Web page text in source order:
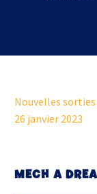
Nouvelles sorties
26 janvier 2023
MECH A